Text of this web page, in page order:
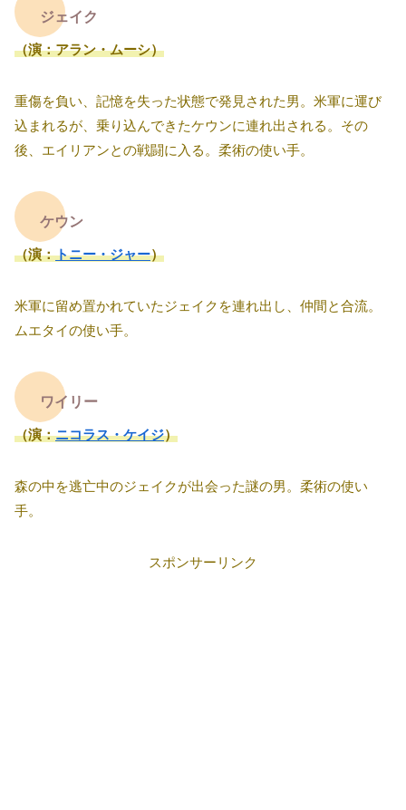
ジェイク
（演：アラン・ムーシ）
重傷を負い、記憶を失った状態で発見された男。米軍に運び
込まれるが、乗り込んできたケウンに連れ出される。その
後、エイリアンとの戦闘に入る。柔術の使い手。
ケウン
（演：トニー・ジャー）
米軍に留め置かれていたジェイクを連れ出し、仲間と合流。
ムエタイの使い手。
ワイリー
（演：ニコラス・ケイジ）
森の中を逃亡中のジェイクが出会った謎の男。柔術の使い
手。
スポンサーリンク